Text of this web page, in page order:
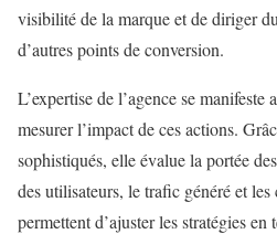
visibilité de la marque et de diriger
d’autres points de conversion.
L’expertise de l’agence se manifeste
mesurer l’impact de ces actions.
sophistiqués, elle évalue la portée
des utilisateurs, le trafic généré et
permettent d’ajuster les stratégies